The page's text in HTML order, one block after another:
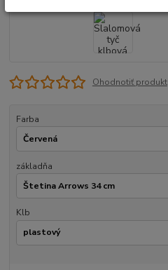
Ohodnotiť produkt
Farba
základňa
Klb